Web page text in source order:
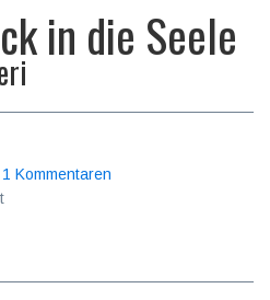
in die Seele
1 Kommentaren